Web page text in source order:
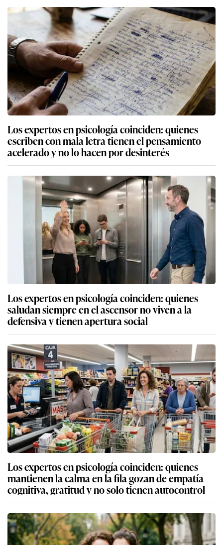
Los expertos en psicología coinciden: quienes
escriben con mala letra tienen el pensamiento
acelerado y no lo hacen por desinterés
Los expertos en psicología coinciden: quienes
saludan siempre en el ascensor no viven a la
defensiva y tienen apertura social
Los expertos en psicología coinciden: quienes
mantienen la calma en la fila gozan de empatía
cognitiva, gratitud y no solo tienen autocontrol